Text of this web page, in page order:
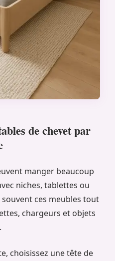
de chevet par
manger beaucoup
niches, tablettes ou
ces meubles tout
chargeurs et objets
choisissez une tête de